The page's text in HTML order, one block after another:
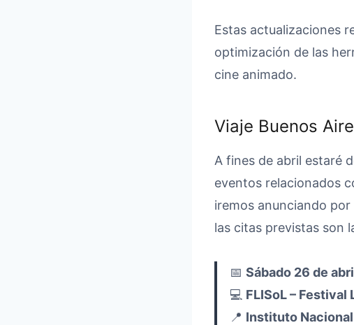
Estas actualizaciones
optimización de las
cine animado.
Viaje Buenos
A fines de abril estaré
eventos relacionados
iremos anunciando
las citas previstas son
📅 Sábado 26 de
💻 FLISoL –
📍 Instituto